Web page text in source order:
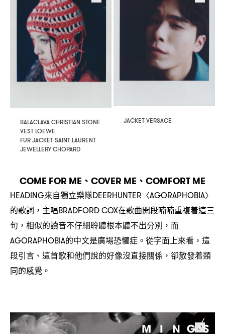
BALACLAVA CHRISTIAN STONE
VEST LOEWE
FUR JACKET SAINT LAURENT
JEWELLERY CHOPARD
JACKET VERSACE
COME FOR ME 、 COVER ME 、 COMFORT ME
HEADING來自獨立樂隊DEERHUNTER 〈AGORAPHOBIA〉
的歌詞 ， 主唱BRADFORD COX在歌曲開段喃喃重複着這三
句 ， 相似的讀音不仔細聆聽根本聽不出分別 ， 而
AGORAPHOBIA的中文是廣場恐懼症。從字面上來看 ， 這
段引言、這首歌和他們說的好像沒直接關係 ， 卻散發着類
同的感覺。